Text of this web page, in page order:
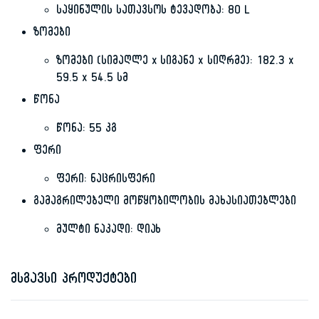
საყინულის სათავსოს ტევადობა: 80 L
ზომები
ზომები (სიმაღლე x სიგანე x სიღრმე): 182.3 x
59.5 x 54.5 სმ
წონა
წონა: 55 კგ
ფერი
ფერი: ნაცრისფერი
გამაგრილებელი მოწყობილობის მახასიათებლები
მულტი ნაკადი: დიახ
მსგავსი პროდუქტები